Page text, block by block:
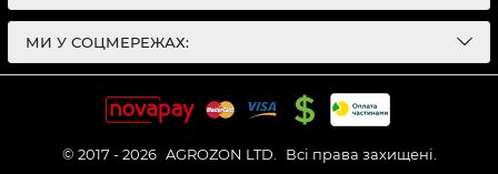
МИ У СОЦМЕРЕЖАХ:
© 2017 - 2026 AGROZON LTD. Всі права захищені.